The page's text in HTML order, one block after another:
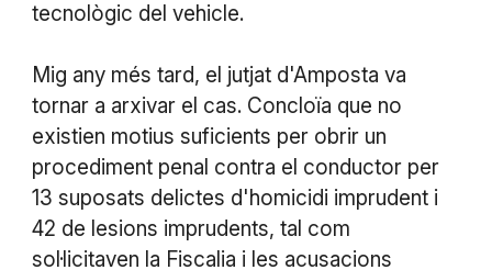
tecnològic del vehicle.
Mig any més tard, el jutjat d'Amposta va
tornar a arxivar el cas. Concloïa que no
existien motius suficients per obrir un
procediment penal contra el conductor per
13 suposats delictes d'homicidi imprudent i
42 de lesions imprudents, tal com
sol·licitaven la Fiscalia i les acusacions